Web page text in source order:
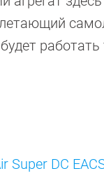
Super DC